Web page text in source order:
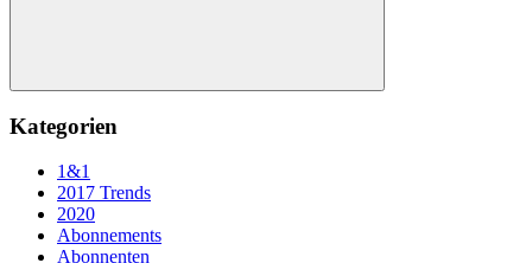
Suchen
Kategorien
1&1
2017 Trends
2020
Abonnements
Abonnenten